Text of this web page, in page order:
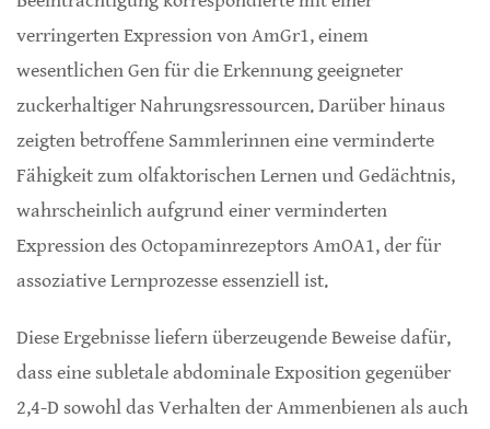
verringerten Expression von AmGr1, einem
wesentlichen Gen für die Erkennung geeigneter
zuckerhaltiger Nahrungsressourcen. Darüber hinaus
zeigten betroffene Sammlerinnen eine verminderte
Fähigkeit zum olfaktorischen Lernen und Gedächtnis,
wahrscheinlich aufgrund einer verminderten
Expression des Octopaminrezeptors AmOA1, der für
assoziative Lernprozesse essenziell ist.
Diese Ergebnisse liefern überzeugende Beweise dafür,
dass eine subletale abdominale Exposition gegenüber
2,4-D sowohl das Verhalten der Ammenbienen als auch